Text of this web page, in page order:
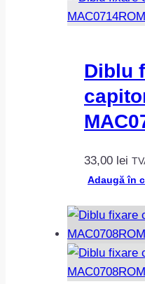
Diblu
33,00 lei
Adaugă în